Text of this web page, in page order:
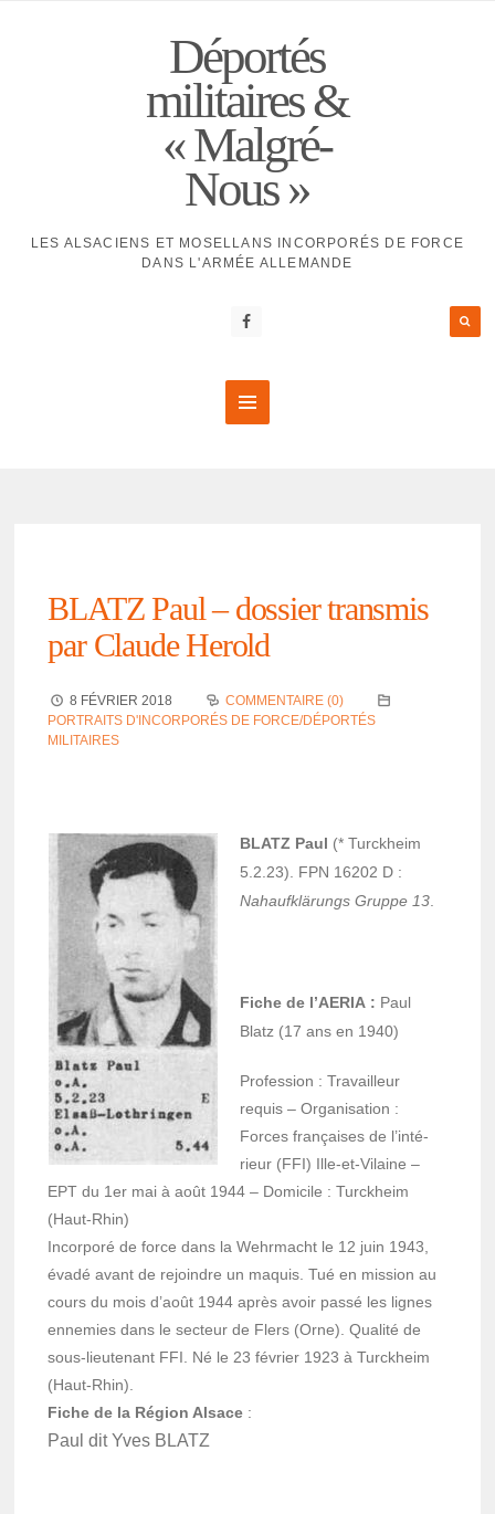
Déportés
militaires &
« Malgré-
Nous »
LES ALSACIENS ET MOSELLANS INCORPORÉS DE FORCE
DANS L'ARMÉE ALLEMANDE
BLATZ Paul – dossier trans­mis
par Claude Herold
8 FÉVRIER 2018
COMMENTAIRE (0)
PORTRAITS D'INCORPORÉS DE FORCE/DÉPORTÉS
MILITAIRES
BLATZ Paul (* Turck­heim
5.2.23). FPN 16202 D :
Nahaufklä­rungs Gruppe 13
Fiche de l’AERIA : Paul
Blatz (17 ans en 1940)
Profes­sion : Travailleur
requis – Orga­ni­sa­tion :
Forces françaises de l’in­té­
rieur (FFI) Ille-et-Vilaine –
EPT du 1er mai à août 1944 – Domi­cile : Turck­heim
(Haut-Rhin)
Incor­poré de force dans la Wehr­macht le 12 juin 1943,
évadé avant de rejoindre un maquis. Tué en mission au
cours du mois d’août 1944 après avoir passé les lignes
enne­mies dans le secteur de Flers (Orne). Qualité de
sous-lieu­te­nant FFI. Né le 23 février 1923 à Turck­heim
(Haut-Rhin).
Fiche de la Région Alsace :
Paul dit Yves BLATZ